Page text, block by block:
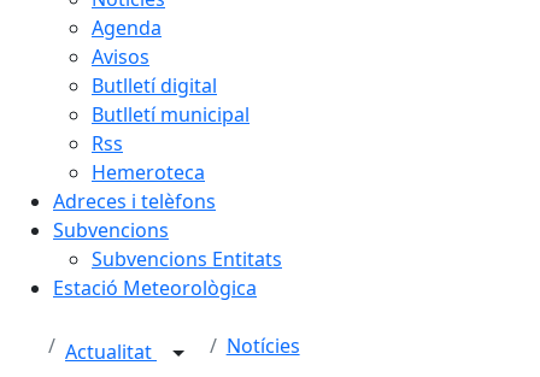
Agenda
Avisos
Butlletí digital
Butlletí municipal
Rss
Hemeroteca
Adreces i telèfons
Subvencions
Subvencions Entitats
Estació Meteorològica
Actualitat Notícies